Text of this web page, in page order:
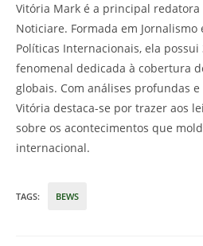
Vitória Mark é a principal
Noticiare. Formada em Jornalismo
Políticas Internacionais, ela
fenomenal dedicada à cobertura
globais. Com análises profundas
Vitória destaca-se por trazer aos
sobre os acontecimentos que
internacional.
TAGS: BEWS